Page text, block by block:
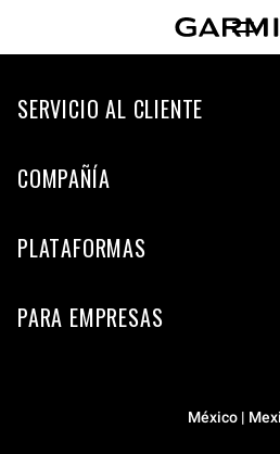
SERVICIO AL CLIENTE
COMPAÑÍA
PLATAFORMAS
PARA EMPRESAS
México |